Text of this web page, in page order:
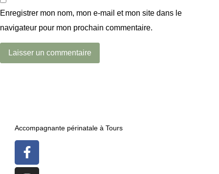
Enregistrer mon nom, mon e-mail et mon site dans le
navigateur pour mon prochain commentaire.
Accompagnante périnatale à Tours